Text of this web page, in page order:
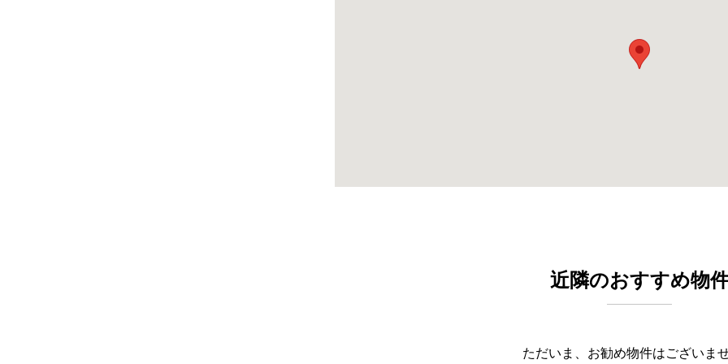
近隣のおすすめ物
ただいま、お勧め物件はございませ